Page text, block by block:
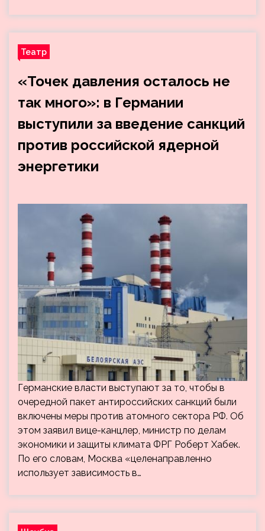
Театр
«Точек давления осталось не
так много»: в Германии
выступили за введение санкций
против российской ядерной
энергетики
Германские власти выступают за то, чтобы в
очередной пакет антироссийских санкций были
включены меры против атомного сектора РФ. Об
этом заявил вице-канцлер, министр по делам
экономики и защиты климата ФРГ Роберт Хабек.
По его словам, Москва «целенаправленно
использует зависимость в…